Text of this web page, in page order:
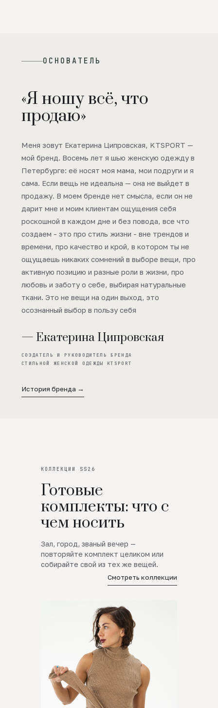
ОСНОВАТЕЛЬ
«Я ношу всё, что
продаю»
Меня зовут Екатерина Ципровская, KTSPORT —
мой бренд. Восемь лет я шью женскую одежду в
Петербурге: её носят моя мама, мои подруги и я
сама. Если вещь не идеальна — она не выйдет в
продажу. В моем бренде нет смысла, если он не
дарит мне и моим клиентам ощущения себя
роскошной в каждом дне и без повода, все что
создаем - это про стиль жизни - вне трендов и
времени, про качество и крой, в котором ты не
ощущаешь никаких сомнений в выборе вещи, про
активную позицию и разные роли в жизни, про
любовь и заботу о себе, выбирая натуральные
ткани. Это не вещи на один выход, это
осознанный выбор в пользу себя
— Екатерина Ципровская
СОЗДАТЕЛЬ И РУКОВОДИТЕЛЬ БРЕНДА
СТИЛЬНОЙ ЖЕНСКОЙ ОДЕЖДЫ KTSPORT
История бренда →
КОЛЛЕКЦИИ SS26
Готовые
комплекты: что с
чем носить
Зал, город, званый вечер —
повторяйте комплект целиком или
собирайте свой из тех же вещей.
Смотреть коллекции